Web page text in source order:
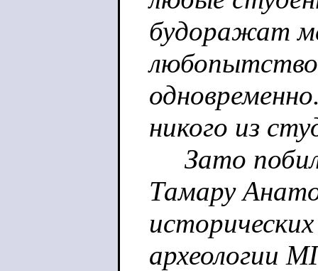
будоражат
никого из
Зато
Тамару
археологии